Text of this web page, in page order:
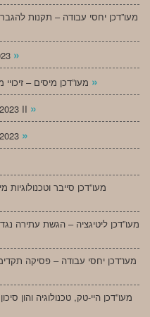
מעו”דכן יחסי עבודה – תקנות
»
»
II »
»
מעו”דכן סייבר
מעו”דכן ליטיגציה – הגשת עתירה
מעו”דכן יחסי עבודה – פסיקה
מעו”דכן היי-טק, טכנולוגיה והון